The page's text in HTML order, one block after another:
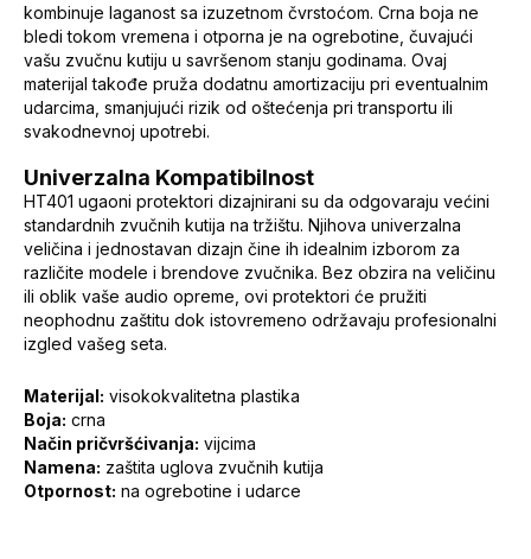
kombinuje laganost sa izuzetnom čvrstoćom. Crna boja ne
bledi tokom vremena i otporna je na ogrebotine, čuvajući
vašu zvučnu kutiju u savršenom stanju godinama. Ovaj
materijal takođe pruža dodatnu amortizaciju pri eventualnim
udarcima, smanjujući rizik od oštećenja pri transportu ili
svakodnevnoj upotrebi.
Univerzalna Kompatibilnost
HT401 ugaoni protektori dizajnirani su da odgovaraju većini
standardnih zvučnih kutija na tržištu. Njihova univerzalna
veličina i jednostavan dizajn čine ih idealnim izborom za
različite modele i brendove zvučnika. Bez obzira na veličinu
ili oblik vaše audio opreme, ovi protektori će pružiti
neophodnu zaštitu dok istovremeno održavaju profesionalni
izgled vašeg seta.
Materijal: visokokvalitetna plastika
Boja: crna
Način pričvršćivanja: vijcima
Namena: zaštita uglova zvučnih kutija
Otpornost: na ogrebotine i udarce